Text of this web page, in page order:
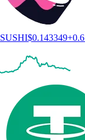
SUSHI$0.143349+